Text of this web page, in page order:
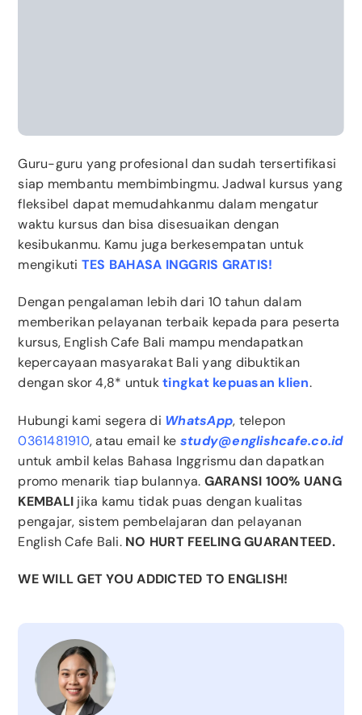
Guru-guru yang profesional dan sudah tersertifikasi
siap membantu membimbingmu. Jadwal kursus yang
fleksibel dapat memudahkanmu dalam mengatur
waktu kursus dan bisa disesuaikan dengan
kesibukanmu. Kamu juga berkesempatan untuk
mengikuti TES BAHASA INGGRIS GRATIS!
Dengan pengalaman lebih dari 10 tahun dalam
memberikan pelayanan terbaik kepada para peserta
kursus, English Cafe Bali mampu mendapatkan
kepercayaan masyarakat Bali yang dibuktikan
dengan skor 4,8* untuktingkat kepuasan klien.
Hubungi kami segera di WhatsApp, telepon
0361481910, atau email ke study@englishcafe.co.id
untuk ambil kelas Bahasa Inggrismu dan dapatkan
promo menarik tiap bulannya. GARANSI 100% UANG
KEMBALI jika kamu tidak puas dengan kualitas
pengajar, sistem pembelajaran dan pelayanan
English Cafe Bali. NO HURT FEELING GUARANTEED.
WE WILL GET YOU ADDICTED TO ENGLISH!